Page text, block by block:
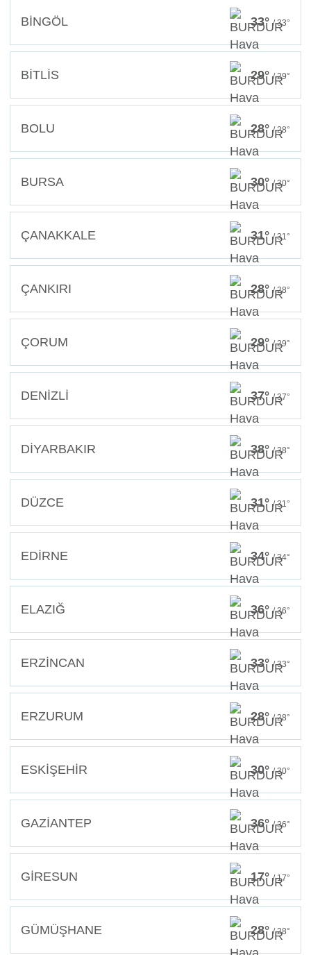
BİNGÖL 33°/ 33°
BİTLİS 29°/ 29°
BOLU 28°/ 28°
BURSA 30°/ 30°
ÇANAKKALE 31°/ 31°
ÇANKIRI 28°/ 28°
ÇORUM 29°/ 29°
DENİZLİ 37°/ 37°
DİYARBAKIR 38°/ 38°
DÜZCE 31°/ 31°
EDİRNE 34°/ 34°
ELAZIĞ 36°/ 36°
ERZİNCAN 33°/ 33°
ERZURUM 28°/ 28°
ESKİŞEHİR 30°/ 30°
GAZİANTEP 36°/ 36°
GİRESUN 17°/ 17°
GÜMÜŞHANE 28°/ 28°